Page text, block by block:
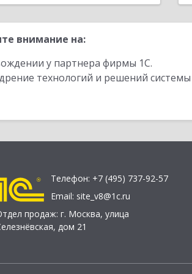
внимание на:
у партнера фирмы 1С.
технологий и решений
Телефон: +7 (495) 737-92-57
Email: site_v8@1c.ru
продаж: г. Москва, улица
дом 21